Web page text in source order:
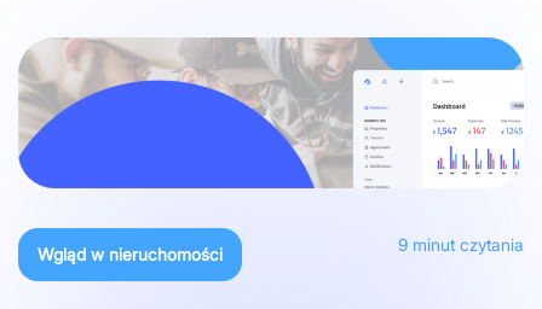
Wgląd w nieruchomości 9 minut czytania